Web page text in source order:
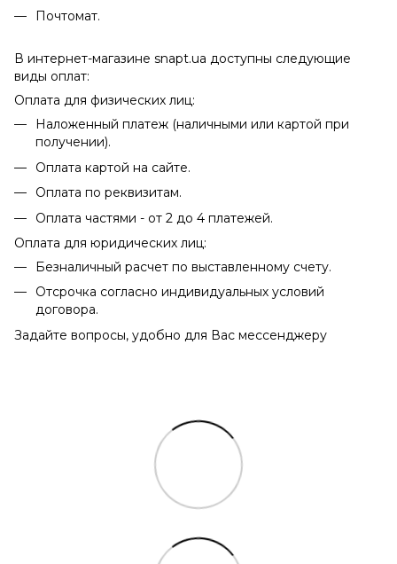
Почтомат.
В интернет-магазине snapt.ua доступны следующие
виды оплат:
Оплата для физических лиц:
Наложенный платеж (наличными или картой при
получении).
Оплата картой на сайте.
Оплата по реквизитам.
Оплата частями - от 2 до 4 платежей.
Оплата для юридических лиц:
Безналичный расчет по выставленному счету.
Отсрочка согласно индивидуальных условий
договора.
Задайте вопросы, удобно для Вас мессенджеру